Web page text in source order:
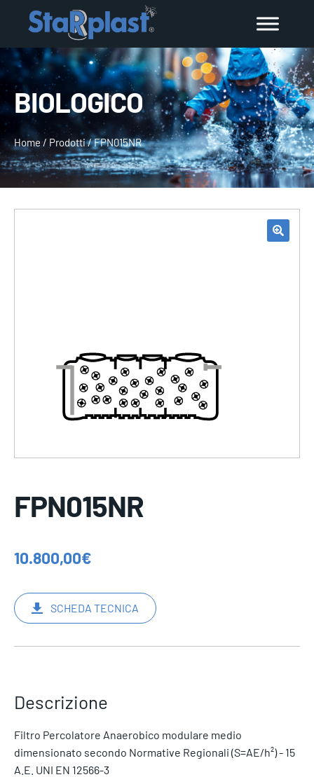
BIOLOGICO
Home/ Prodotti/FPN015NR
FPN015NR
10.800,00€
SCHEDA TECNICA
Descrizione
Filtro Percolatore Anaerobico modulare medio
dimensionato secondo Normative Regionali (S=AE/h²) - 15
A.E. UNI EN 12566-3